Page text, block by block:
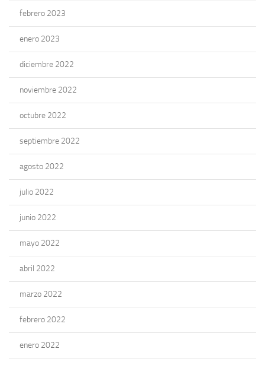
febrero 2023
enero 2023
diciembre 2022
noviembre 2022
octubre 2022
septiembre 2022
agosto 2022
julio 2022
junio 2022
mayo 2022
abril 2022
marzo 2022
febrero 2022
enero 2022